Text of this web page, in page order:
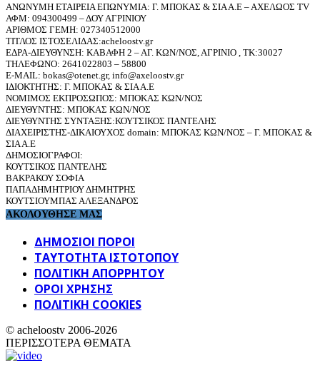
ΑΝΩΝΥΜΗ ΕΤΑΙΡΕΙΑ ΕΠΩΝΥΜΙΑ: Γ. ΜΠΟΚΑΣ & ΣΙΑ Α.Ε – ΑΧΕΛΩΟΣ TV
ΑΦΜ: 094300499 – ΔΟΥ ΑΓΡΙΝΙΟΥ
ΑΡΙΘΜΟΣ ΓΕΜΗ: 027340512000
ΤΙΤΛΟΣ ΙΣΤΟΣΕΛΙΔΑΣ:acheloostv.gr
ΕΔΡΑ-ΔΙΕΥΘΥΝΣΗ: ΚΑΒΑΦΗ 2 – ΑΓ. ΚΩΝ/ΝΟΣ, ΑΓΡΙΝΙΟ , ΤΚ:30027
ΤΗΛΕΦΩΝΟ: 2641022803 – 58800
E-MAIL: bokas@otenet.gr, info@axeloostv.gr
ΙΔΙΟΚΤΗΤΗΣ: Γ. ΜΠΟΚΑΣ & ΣΙΑ Α.Ε
ΝΟΜΙΜΟΣ ΕΚΠΡΟΣΩΠΟΣ: ΜΠΟΚΑΣ ΚΩΝ/ΝΟΣ
ΔΙΕΥΘΥΝΤΗΣ: ΜΠΟΚΑΣ ΚΩΝ/ΝΟΣ
ΔΙΕΥΘΥΝΤΗΣ ΣΥΝΤΑΞΗΣ:ΚΟΥΤΣΙΚΟΣ ΠΑΝΤΕΛΗΣ
ΔΙΑΧΕΙΡΙΣΤΗΣ-ΔΙΚΑΙΟΥΧΟΣ domain: ΜΠΟΚΑΣ ΚΩΝ/ΝΟΣ – Γ. ΜΠΟΚΑΣ &
ΣΙΑ Α.Ε
ΔΗΜΟΣΙΟΓΡΑΦΟΙ:
ΚΟΥΤΣΙΚΟΣ ΠΑΝΤΕΛΗΣ
ΒΑΚΡΑΚΟΥ ΣΟΦΙΑ
ΠΑΠΑΔΗΜΗΤΡΙΟΥ ΔΗΜΗΤΡΗΣ
ΚΟΥΤΣΙΟΥΜΠΑΣ ΑΛΕΞΑΝΔΡΟΣ
ΑΚΟΛΟΥΘΗΣΕ ΜΑΣ
ΔΗΜΟΣΙΟΙ ΠΟΡΟΙ
ΤΑΥΤΌΤΗΤΑ ΙΣΤΌΤΟΠΟΥ
ΠΟΛΙΤΙΚΉ ΑΠΟΡΡΉΤΟΥ
ΌΡΟΙ ΧΡΉΣΗΣ
ΠΟΛΙΤΙΚΗ COOKIES
© acheloostv 2006-2026
ΠΕΡΙΣΣΟΤΕΡΑ ΘΕΜΑΤΑ